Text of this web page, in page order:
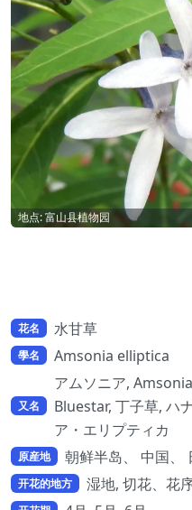
地点: 富山县植物园
花名 水甘草
學名 Amsonia elliptica
又名
アムソニア,
Bluestar, 丁子草, ハ
ア・エリプティカ
原産地 朝鲜半岛、 中国、
开花的地方 湿地, 切花、花